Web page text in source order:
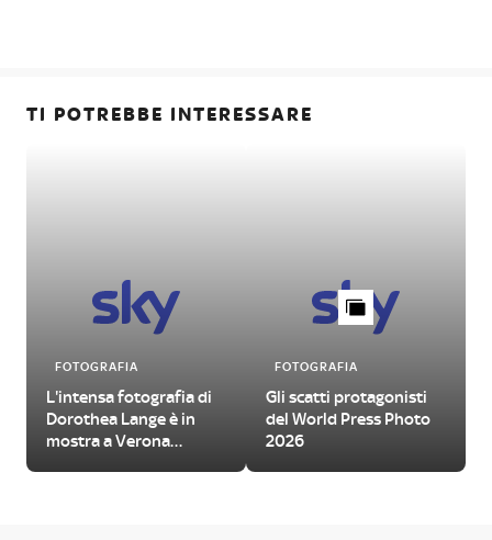
TI POTREBBE INTERESSARE
FOTOGRAFIA
L'intensa fotografia di
Dorothea Lange è in
mostra a Verona
FOTOGRAFIA
Gli scatti protagonisti
del World Press Photo
2026